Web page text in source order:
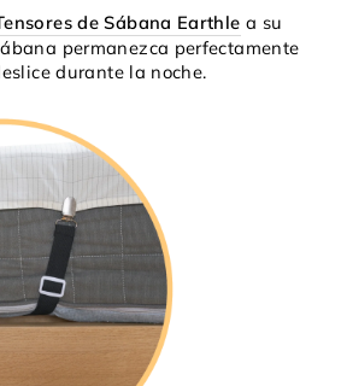
de Sábana Earthle a su
permanezca perfectamente
durante la noche.